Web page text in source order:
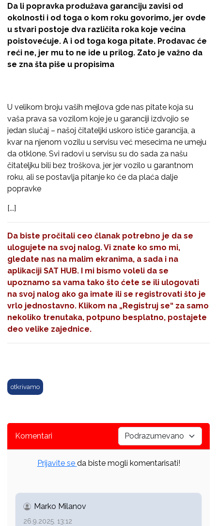
Da li popravka produžava garanciju zavisi od
okolnosti i od toga o kom roku govorimo, jer ovde
u stvari postoje dva različita roka koje većina
poistovećuje. A i od toga koga pitate. Prodavac će
reći ne, jer mu to ne ide u prilog. Zato je važno da
se zna šta piše u propisima
U velikom broju vaših mejlova gde nas pitate koja su
vaša prava sa vozilom koje je u garanciji izdvojio se
jedan slučaj – našoj čitateljki uskoro ističe garancija, a
kvar na njenom vozilu u servisu već mesecima ne umeju
da otklone. Svi radovi u servisu su do sada za našu
čitateljku bili bez troškova, jer jer vozilo u garantnom
roku, ali se postavlja pitanje ko će da plaća dalje
popravke
[...]
Da biste pročitali ceo članak potrebno je da se
ulogujete na svoj nalog. Vi znate ko smo mi,
gledate nas na malim ekranima, a sada i na
aplikaciji SAT HUB. I mi bismo voleli da se
upoznamo sa vama tako što ćete se ili ulogovati
na svoj nalog ako ga imate ili se registrovati što je
vrlo jednostavno. Klikom na „Registruj se“ za samo
nekoliko trenutaka, potpuno besplatno, postajete
deo velike zajednice.
otkrivamo
Komentari
Prijavite se da biste mogli komentarisati!
Marko Milanov
26.9.2025. 13:12